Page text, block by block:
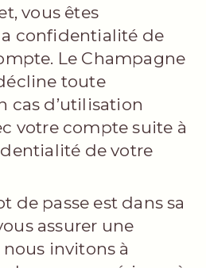
vous êtes
confidentialité de
Le Champagne
toute
cas d’utilisation
votre compte suite à
de votre
de passe est dans sa
assurer une
invitons à